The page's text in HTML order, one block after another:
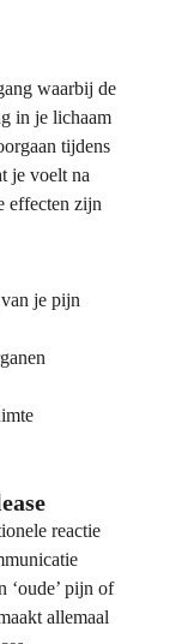
waarbij de
in je lichaam
tijdens
je voelt na
effecten zijn
je pijn
reactie
‘oude’ pijn of
allemaal